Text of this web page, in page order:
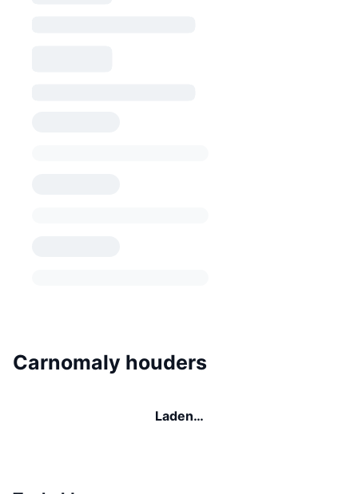
Carnomaly houders
Laden…